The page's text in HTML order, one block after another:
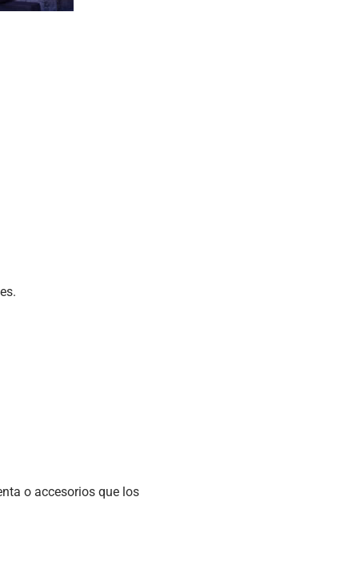
o accesorios que los